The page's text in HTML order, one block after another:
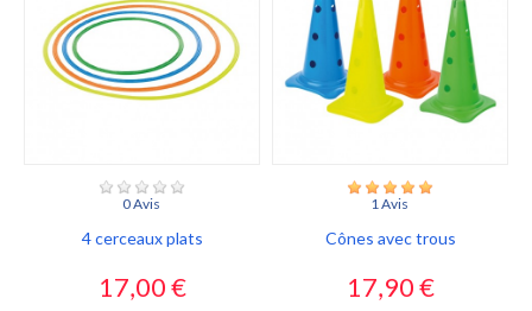
0 Avis
4 cerceaux plats
Prix
17,00 €
1 Avis
Cônes avec trous
Prix
17,90 €